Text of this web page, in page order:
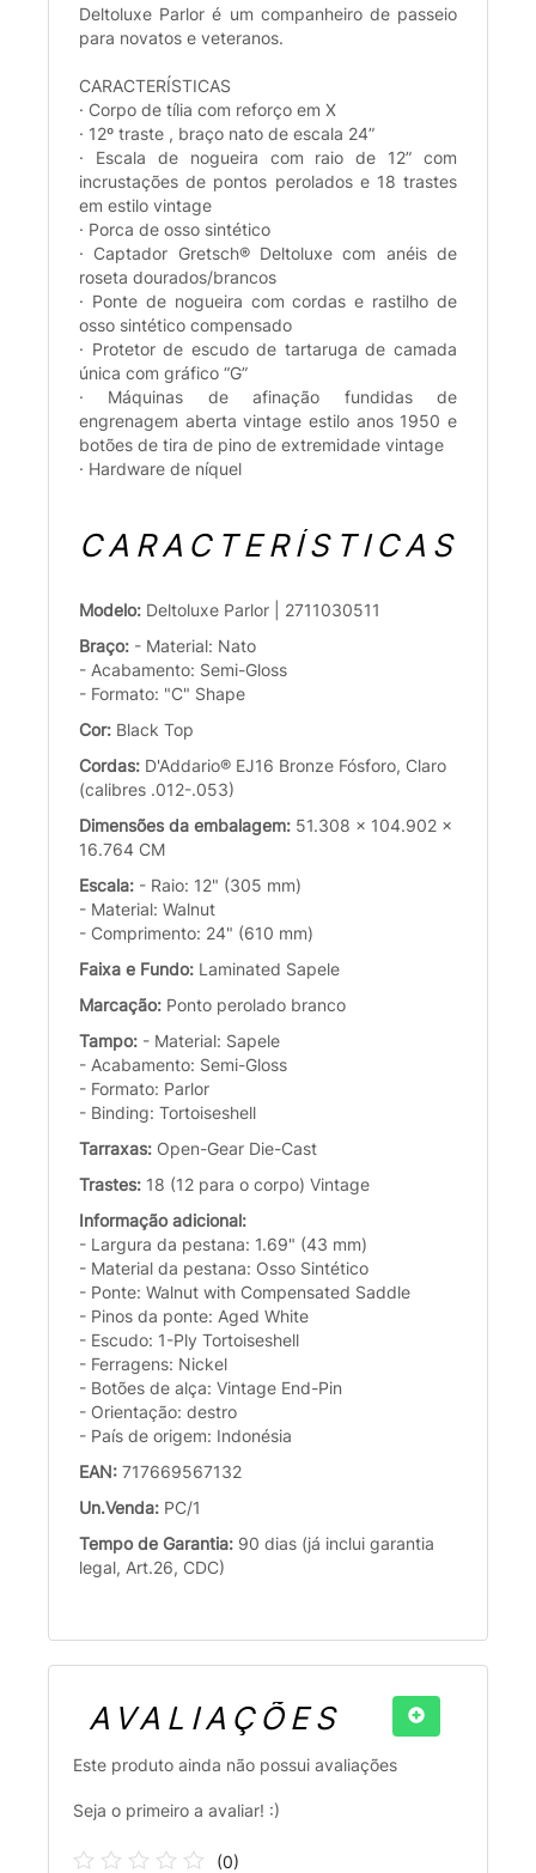
Deltoluxe Parlor é um companheiro de passeio
para novatos e veteranos.
CARACTERÍSTICAS
· Corpo de tília com reforço em X
· 12º traste , braço nato de escala 24”
· Escala de nogueira com raio de 12” com
incrustações de pontos perolados e 18 trastes
em estilo vintage
· Porca de osso sintético
· Captador Gretsch® Deltoluxe com anéis de
roseta dourados/brancos
· Ponte de nogueira com cordas e rastilho de
osso sintético compensado
· Protetor de escudo de tartaruga de camada
única com gráfico “G”
· Máquinas de afinação fundidas de
engrenagem aberta vintage estilo anos 1950 e
botões de tira de pino de extremidade vintage
· Hardware de níquel
CARACTERÍSTICAS
Modelo: Deltoluxe Parlor | 2711030511
Braço: - Material: Nato
- Acabamento: Semi-Gloss
- Formato: "C" Shape
Cor: Black Top
Cordas: D'Addario® EJ16 Bronze Fósforo, Claro
(calibres .012-.053)
Dimensões da embalagem: 51.308 x 104.902 x
16.764 CM
Escala: - Raio: 12" (305 mm)
- Material: Walnut
- Comprimento: 24" (610 mm)
Faixa e Fundo: Laminated Sapele
Marcação: Ponto perolado branco
Tampo: - Material: Sapele
- Acabamento: Semi-Gloss
- Formato: Parlor
- Binding: Tortoiseshell
Tarraxas: Open-Gear Die-Cast
Trastes: 18 (12 para o corpo) Vintage
Informação adicional:
- Largura da pestana: 1.69" (43 mm)
- Material da pestana: Osso Sintético
- Ponte: Walnut with Compensated Saddle
- Pinos da ponte: Aged White
- Escudo: 1-Ply Tortoiseshell
- Ferragens: Nickel
- Botões de alça: Vintage End-Pin
- Orientação: destro
- País de origem: Indonésia
EAN: 717669567132
Un.Venda: PC/1
Tempo de Garantia: 90 dias (já inclui garantia
legal, Art.26, CDC)
AVALIAÇÕES
Este produto ainda não possui avaliações
Seja o primeiro a avaliar! :)
(0)